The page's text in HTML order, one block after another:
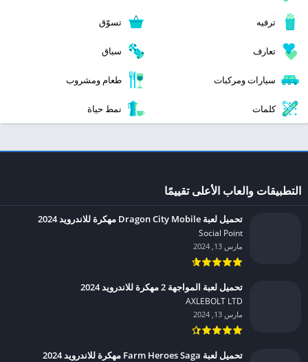
ترفيه تسوّق
تعارف سباق
سيارات ومركبات طعام ومشروب
كلمات نمط حياة
التطبيقات والعاب الأعلى تقييمًا
تحميل لعبة Dragon City Mobile مهكرة للاندرويد 2024
Social Point‏
مارس 13, 2024
تحميل لعبة المواجهة 2 مهكرة للاندرويد 2024
AXLEBOLT LTD‏
مارس 13, 2024
تحميل لعبة Farm Heroes Saga مهكرة للاندرويد 2024